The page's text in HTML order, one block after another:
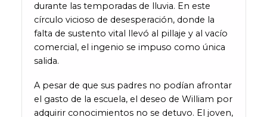
durante las temporadas de lluvia. En este
círculo vicioso de desesperación, donde la
falta de sustento vital llevó al pillaje y al vacío
comercial, el ingenio se impuso como única
salida.
A pesar de que sus padres no podían afrontar
el gasto de la escuela, el deseo de William por
adquirir conocimientos no se detuvo. El joven,